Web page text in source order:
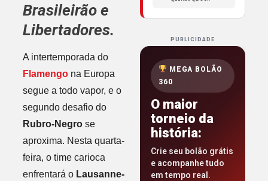
Brasileirãoe
Libertadores.
A intertemporada do
Flamengona Europa
segue a todo vapor, e o
segundo desafio do
Rubro-Negrose
aproxima. Nesta quarta-
feira, o time carioca
enfrentará o Lausanne-
PUBLICIDADE
MEGA BOLÃO
360
O maior
torneio da
história:
Crie seu bolão grátis
e acompanhe tudo
em tempo real.